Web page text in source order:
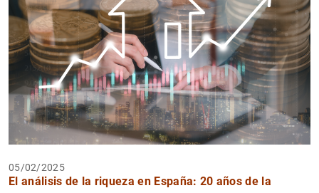
05/02/2025
El análisis de la riqueza en España: 20 años de la